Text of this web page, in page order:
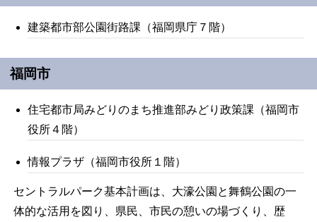
建築都市部公園街路課（福岡県庁７階）
福岡市
住宅都市局みどりのまち推進部みどり政策課（福岡市
役所４階）
情報プラザ（福岡市役所１階）
セントラルパーク基本計画は、大濠公園と舞鶴公園の一
体的な活用を図り、県民、市民の憩いの場づくり、歴